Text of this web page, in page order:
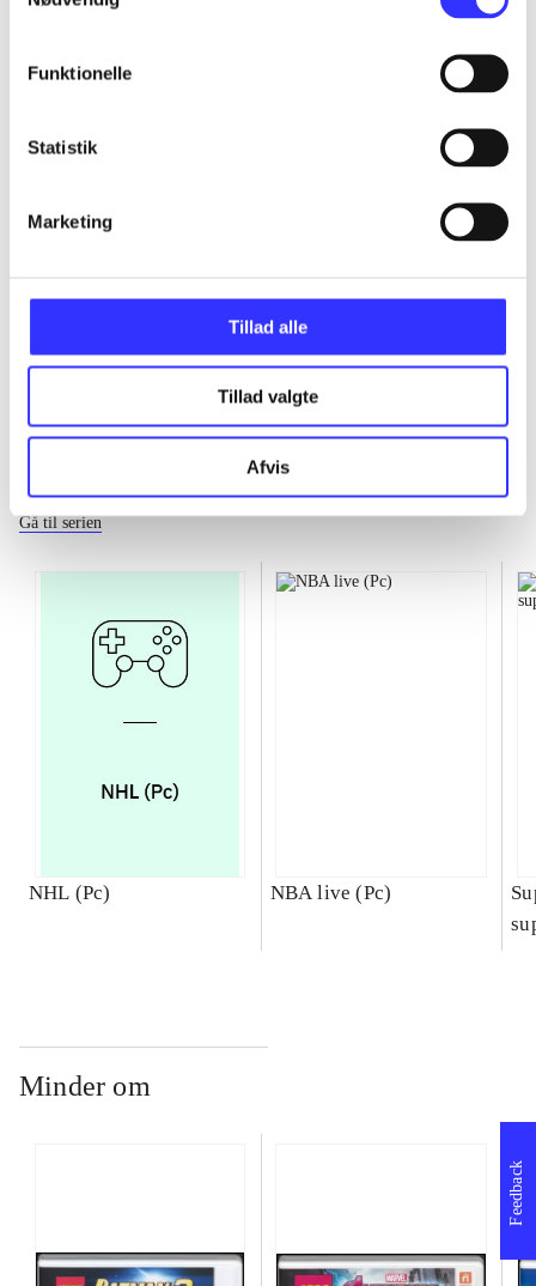
Funktionelle
Statistik
Marketing
Tillad alle
Tillad valgte
Afvis
...
...
...
Gå til serien
NHL (Pc) NBA live (Pc)
Minder om
Feedback